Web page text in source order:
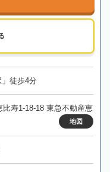
徒歩4分
寿1-18-18 東急不動産恵
地図